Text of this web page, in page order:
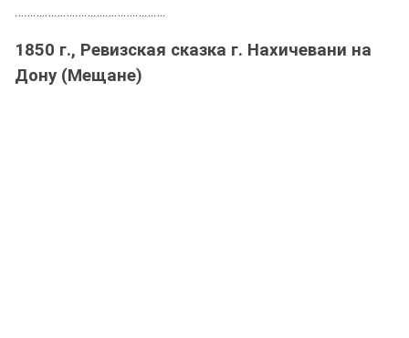
……….……….……….……….……….
1850 г., Ревизская сказка г. Нахичевани на
Дону (Мещане)